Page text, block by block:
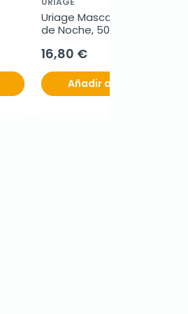
Uriage Mascarilla de Agua
de Noche, 50 ml
16,80 €
Añadir al carrito